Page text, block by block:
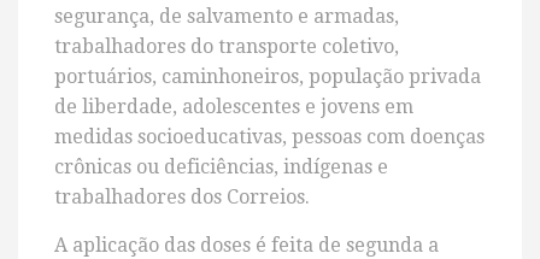
segurança, de salvamento e armadas,
trabalhadores do transporte coletivo,
portuários, caminhoneiros, população privada
de liberdade, adolescentes e jovens em
medidas socioeducativas, pessoas com doenças
crônicas ou deficiências, indígenas e
trabalhadores dos Correios.
A aplicação das doses é feita de segunda a